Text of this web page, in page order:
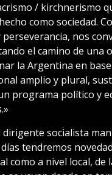
/ kirchnerismo
como sociedad.
nos
el camino de una
la Argentina en
amplio y plural,
programa político y
socialista
tendremos
como a nivel local, de